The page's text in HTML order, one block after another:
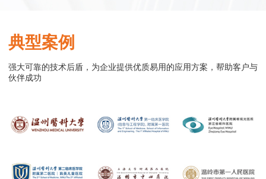
典型案例
强大可靠的技术后盾，为企业提供优质易用的应用方案，帮助客户与
伙伴成功